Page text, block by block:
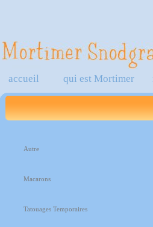
accueil qui est Mortimer
Autre
Macarons
Tatouages Temporaires